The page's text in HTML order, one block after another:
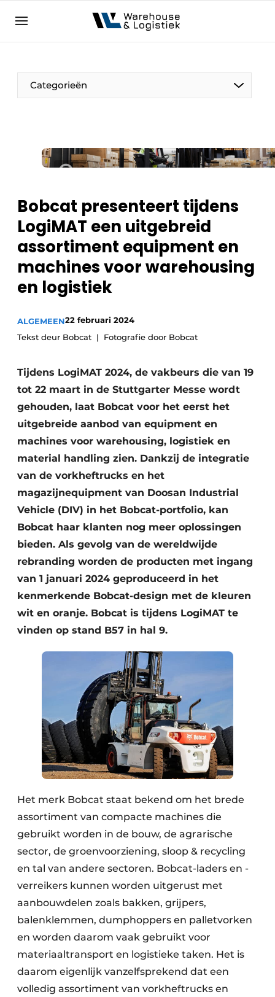
NL EN
Categorieën
Bobcat presenteert tijdens
LogiMAT een uitgebreid
assortiment equipment en
machines voor warehousing
en logistiek
ALGEMEEN22 februari 2024
Tekst deur Bobcat
Fotografie door Bobcat
Tijdens LogiMAT 2024, de vakbeurs die van 19
tot 22 maart in de Stuttgarter Messe wordt
gehouden, laat Bobcat voor het eerst het
uitgebreide aanbod van equipment en
machines voor warehousing, logistiek en
material handling zien. Dankzij de integratie
van de vorkheftrucks en het
magazijnequipment van Doosan Industrial
Vehicle (DIV) in het Bobcat-portfolio, kan
Bobcat haar klanten nog meer oplossingen
bieden. Als gevolg van de wereldwijde
rebranding worden de producten met ingang
van 1 januari 2024 geproduceerd in het
kenmerkende Bobcat-design met de kleuren
wit en oranje. Bobcat is tijdens LogiMAT te
vinden op stand B57 in hal 9.
Het merk Bobcat staat bekend om het brede
assortiment van compacte machines die
gebruikt worden in de bouw, de agrarische
sector, de groenvoorziening, sloop & recycling
en tal van andere sectoren. Bobcat-laders en -
verreikers kunnen worden uitgerust met
aanbouwdelen zoals bakken, grijpers,
balenklemmen, dumphoppers en palletvorken
en worden daarom vaak gebruikt voor
materiaaltransport en logistieke taken. Het is
daarom eigenlijk vanzelfsprekend dat een
volledig assortiment van vorkheftrucks en